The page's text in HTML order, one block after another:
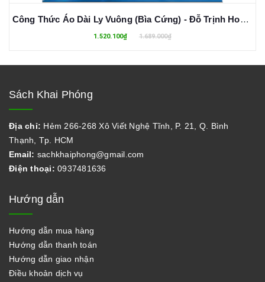
Công Thức Áo Dài Ly Vuông (Bìa Cứng) - Đỗ Trịnh Hoài Nam
1.520.100₫ 1.689.000₫
Sách Khai Phóng
Địa chỉ: Hẻm 266-268 Xô Viết Nghệ Tĩnh, P. 21, Q. Bình
Thạnh, Tp. HCM
Email: sachkhaiphong@gmail.com
Điện thoại: 0937481636
Hướng dẫn
Hướng dẫn mua hàng
Hướng dẫn thanh toán
Hướng dẫn giao nhận
Điều khoản dịch vụ